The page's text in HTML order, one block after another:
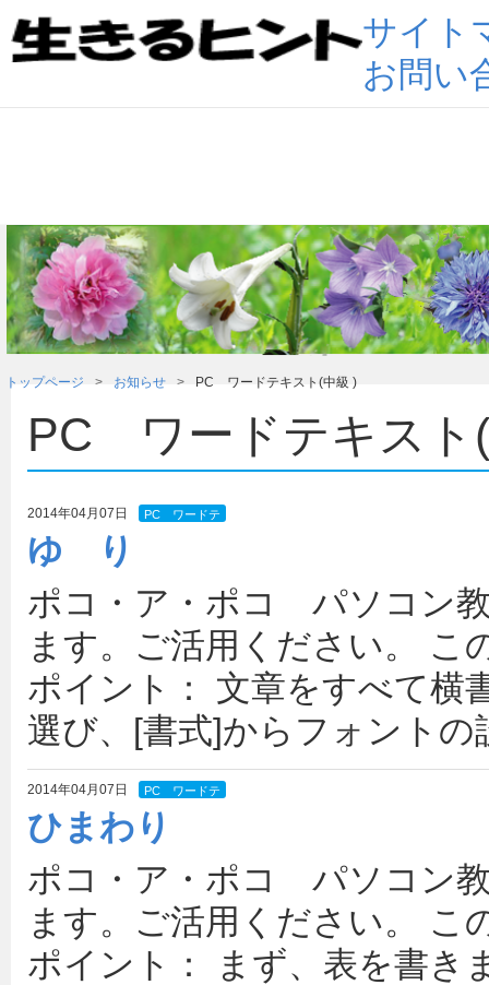
サイト
お問い
トップページ お知らせ PC ワードテキスト(中級 )
PC ワードテキスト
2014年04月07日
PC ワードテ
ゆ り
ポコ・ア・ポコ パソコン
ます。ご活用ください。 こ
ポイント： 文章をすべて横
選び、[書式]からフォント
2014年04月07日
PC ワードテ
キスト(中級 )
ひまわり
ポコ・ア・ポコ パソコン
ます。ご活用ください。 こ
ポイント： まず、表を書き